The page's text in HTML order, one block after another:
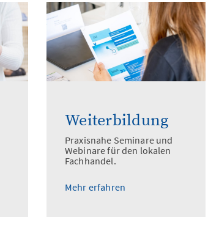
Weiterbildung
Praxisnahe Seminare und
Webinare für den lokalen
Fachhandel.
Mehr erfahren